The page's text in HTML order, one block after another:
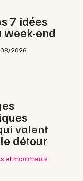
Mayenne
7 idées
week-end
2026
valent
détour
et monuments